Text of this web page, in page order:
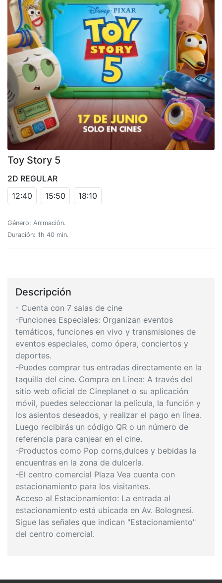
Toy Story 5
2D REGULAR
12:40
15:50 18:10
Género: Animación.
Duración: 1h 40 min.
Descripción
- Cuenta con 7 salas de cine
-Funciones Especiales: Organizan eventos
temáticos, funciones en vivo y transmisiones de
eventos especiales, como ópera, conciertos y
deportes.
-Puedes comprar tus entradas directamente en la
taquilla del cine. Compra en Línea: A través del
sitio web oficial de Cineplanet o su aplicación
móvil, puedes seleccionar la película, la función y
los asientos deseados, y realizar el pago en línea.
Luego recibirás un código QR o un número de
referencia para canjear en el cine.
-Productos como Pop corns,dulces y bebidas la
encuentras en la zona de dulcería.
-El centro comercial Plaza Vea cuenta con
estacionamiento para los visitantes.
Acceso al Estacionamiento: La entrada al
estacionamiento está ubicada en Av. Bolognesi.
Sigue las señales que indican "Estacionamiento"
del centro comercial.